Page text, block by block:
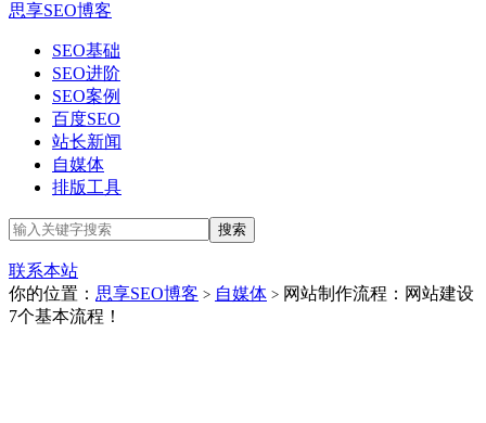
思享SEO博客
SEO基础
SEO进阶
SEO案例
百度SEO
站长新闻
自媒体
排版工具
联系本站
你的位置： 思享SEO博客 > 自媒体 > 网站制作流程：网站建设
7个基本流程！